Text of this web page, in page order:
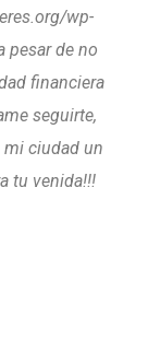
wp-
pesar de no
financiera
seguirte,
mi ciudad un
tu venida!!!